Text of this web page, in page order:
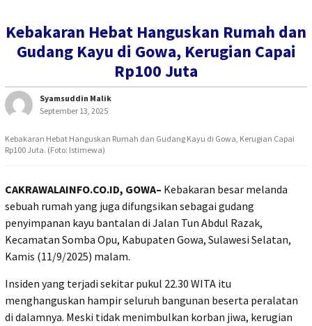
Kebakaran Hebat Hanguskan Rumah dan
Gudang Kayu di Gowa, Kerugian Capai
Rp100 Juta
Syamsuddin Malik
September 13, 2025
Kebakaran Hebat Hanguskan Rumah dan Gudang Kayu di Gowa, Kerugian Capai
Rp100 Juta. (Foto: Istimewa)
CAKRAWALAINFO.CO.ID, GOWA– Kebakaran besar melanda
sebuah rumah yang juga difungsikan sebagai gudang
penyimpanan kayu bantalan di Jalan Tun Abdul Razak,
Kecamatan Somba Opu, Kabupaten Gowa, Sulawesi Selatan,
Kamis (11/9/2025) malam.
Insiden yang terjadi sekitar pukul 22.30 WITA itu
menghanguskan hampir seluruh bangunan beserta peralatan
di dalamnya. Meski tidak menimbulkan korban jiwa, kerugian